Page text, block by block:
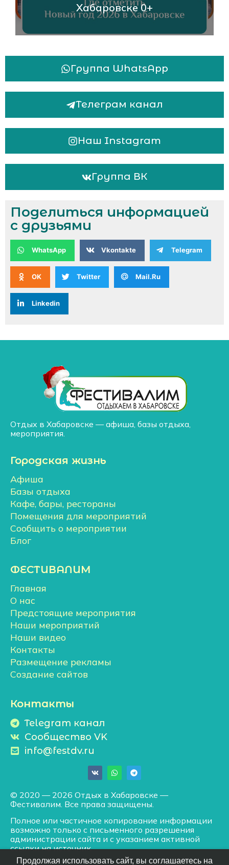
Хабаровске 0+
Группа WhatsApp
Телеграм канал
Наш Instagram
Группа ВК
Поделиться информацией
с друзьями
WhatsApp Vkontakte Telegram
OK Twitter Mail.Ru
Linkedin
Отдых в Хабаровске — афиша, базы отдыха,
мероприятия.
Городская жизнь
Афиша
Базы отдыха
Кафе, бары, рестораны
Помещения для мероприятий
Сообщить о мероприятии
Блог
ФЕСТИВАЛИМ
Главная
О нас
Предстоящие мероприятия
Наши мероприятий
Наши видео
Контакты
Размещение рекламы
Создание сайтов
Контакты
Telegram канал
Сообщество VK
info@festdv.ru
© 2020 — 2026 Отдых в Хабаровске —
Фестивалим. Все права защищены.
Полное или частичное копирование информации
возможно только с письменного разрешения
администрации сайта и с указанием активной
ссылки на источник.
Продолжая использовать сайт, вы соглашаетесь на